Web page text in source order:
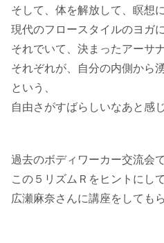
そして、体を解放して、瞑想
現代のフロースタイルのヨガ
それでいて、決まったアーサ
それぞれが、自分の内側から
という、
自由さがすばらしいなあと感
過去のボディワーカー交流会で
この５リズムＲをヒントにして
広瀬麻奈さんに講座をしても